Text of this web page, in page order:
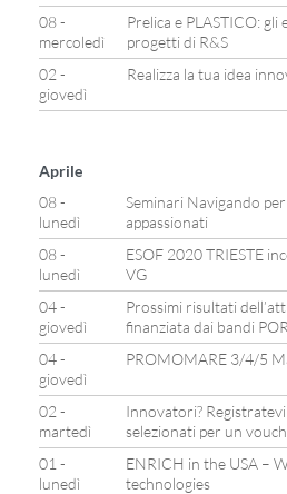
08 -
mercoledì
Prelica e PLASTICO:
progetti di R&S
02 -
giovedì
Realizza la tua idea
Aprile
08 -
lunedì
Seminari Navigando
appassionati
08 -
lunedì
ESOF 2020 TRIESTE
VG
04 -
giovedì
Prossimi risultati
finanziata dai bandi
04 -
giovedì
PROMOMARE 3/4/5
02 -
martedì
Innovatori?
selezionati per un
01 -
lunedì
ENRICH in the USA –
technologies